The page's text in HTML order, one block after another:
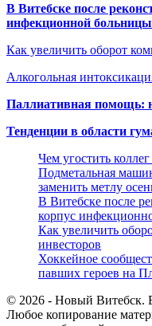
В Витебске после
инфекционной больницы
Как увеличить оборот
Алкогольная
Паллиативная помощь:
Тенденции в области
Чем угостить
Подметальная
заменить метлу
В Витебске после
корпус
Как увеличить
инвесторов
Хоккейное
павших героев на
© 2026 - Новый Витебск.
Любое копирование